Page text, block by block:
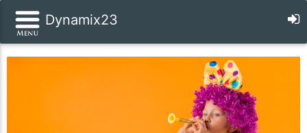
Dynamix23